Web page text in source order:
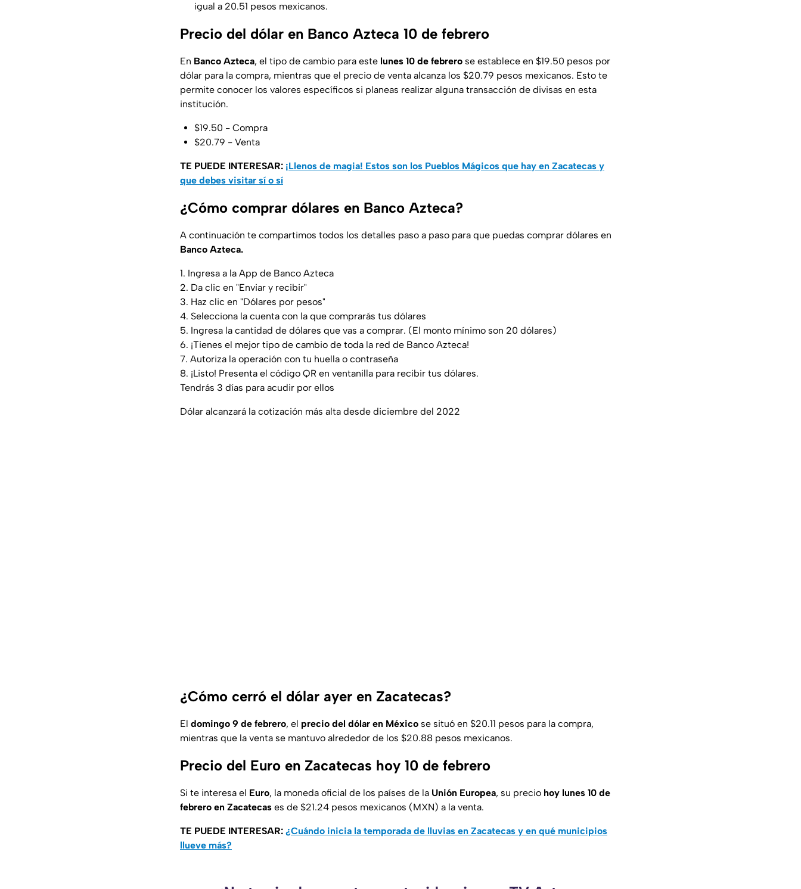
igual a 20.51 pesos mexicanos.
Precio del dólar en Banco Azteca 10 de febrero
En Banco Azteca, el tipo de cambio para este lunes 10 de febrero se establece en $19.50 pesos por
dólar para la compra, mientras que el precio de venta alcanza los $20.79 pesos mexicanos. Esto te
permite conocer los valores específicos si planeas realizar alguna transacción de divisas en esta
institución.
$19.50 - Compra
$20.79 - Venta
TE PUEDE INTERESAR: ¡Llenos de magia! Estos son los Pueblos Mágicos que hay en Zacatecas y
que debes visitar sí o sí
¿Cómo comprar dólares en Banco Azteca?
A continuación te compartimos todos los detalles paso a paso para que puedas comprar dólares en
Banco Azteca.
1. Ingresa a la App de Banco Azteca
2. Da clic en "Enviar y recibir"
3. Haz clic en "Dólares por pesos"
4. Selecciona la cuenta con la que comprarás tus dólares
5. Ingresa la cantidad de dólares que vas a comprar. (El monto mínimo son 20 dólares)
6. ¡Tienes el mejor tipo de cambio de toda la red de Banco Azteca!
7. Autoriza la operación con tu huella o contraseña
8. ¡Listo! Presenta el código QR en ventanilla para recibir tus dólares.
Tendrás 3 días para acudir por ellos
Dólar alcanzará la cotización más alta desde diciembre del 2022
¿Cómo cerró el dólar ayer en Zacatecas?
El domingo 9 de febrero, el precio del dólar en México se situó en $20.11 pesos para la compra,
mientras que la venta se mantuvo alrededor de los $20.88 pesos mexicanos.
Precio del Euro en Zacatecas hoy 10 de febrero
Si te interesa el Euro, la moneda oficial de los países de la Unión Europea, su precio hoy lunes 10 de
febrero en Zacatecas es de $21.24 pesos mexicanos (MXN) a la venta.
TE PUEDE INTERESAR: ¿Cuándo inicia la temporada de lluvias en Zacatecas y en qué municipios
llueve más?